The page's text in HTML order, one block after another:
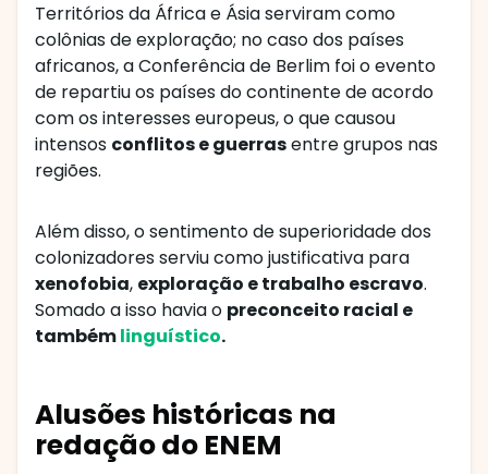
Territórios da África e Ásia serviram como
colônias de exploração; no caso dos países
africanos, a Conferência de Berlim foi o evento
de repartiu os países do continente de acordo
com os interesses europeus, o que causou
intensos conflitos e guerrasentre grupos nas
regiões.
Além disso, o sentimento de superioridade dos
colonizadores serviu como justificativa para
xenofobia, exploração e trabalho escravo.
Somado a isso havia o preconceito racial e
tambémlinguístico.
Alusões históricas na
redação do ENEM